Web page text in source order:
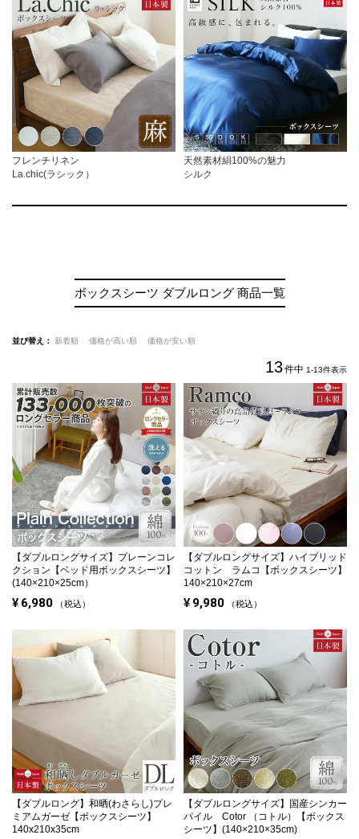
フレンチリネン
La.chic(ラシック）
天然素材絹100%の魅力
シルク
ボックスシーツ ダブルロング 商品一覧
並び替え 新着順 価格が高い順 価格が安い順
13件中 1-13件表示
【ダブルロングサイズ】 プレーンコレ
クション【ベッド用ボックスシーツ】
(140×210×25cm）
¥ 6,980 税込
【ダブルロングサイズ】 ハイブリッド
コットン ラムコ【ボックスシーツ】
140×210×27cm
¥ 9,980 税込
【ダブルロング】 和晒(わさらし)プレ
ミアムガーゼ【ボックスシーツ】
140x210x35cm
【ダブルロングサイズ】
国産シンカー
パイル Cotor （コトル）【ボックス
シーツ】(140×210×35cm)